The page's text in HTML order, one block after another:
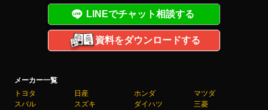
メーカー一覧
トヨタ
日産 ホンダ
マツダ
スバル
スズキ ダイハツ 三菱
LINEでチャット相談する
資料をダウンロードする